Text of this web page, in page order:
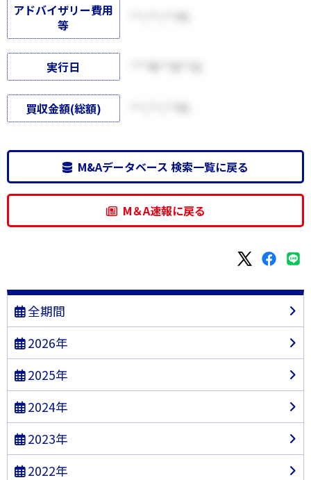
アドバイザリー費用
等
実行日
買収金額(総額)
M&Aデータベース 検索一覧に戻る
M＆A速報に戻る
全期間
2026年
2025年
2024年
2023年
2022年